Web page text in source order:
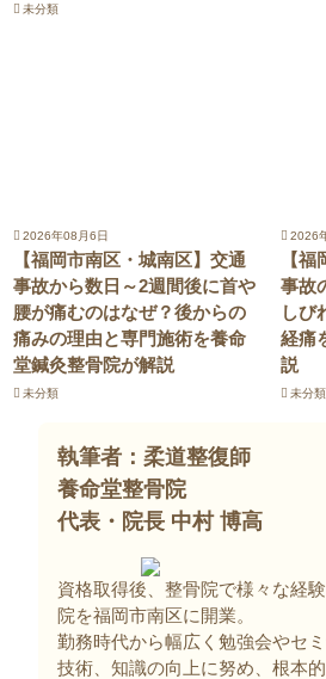
未分類
2026年08月6日
【福岡市南区・城南区】交通
事故から数日～2週間後に首や
腰が痛むのはなぜ？後からの
痛みの理由と専門施術を養命
堂鍼灸整骨院が解説
未分類
2026
【
事故
しび
経痛
説
未分類
執筆者：柔道整復師
養命堂整骨院
代表・院長 中村 博高
資格取得後、整骨院で様々な経
院を福岡市南区に開業。
勤務時代から幅広く勉強会やセ
技術、知識の向上に努め、根本